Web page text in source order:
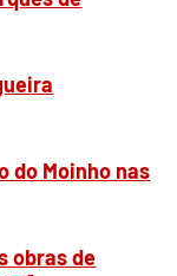
do Moinho nas
obras de